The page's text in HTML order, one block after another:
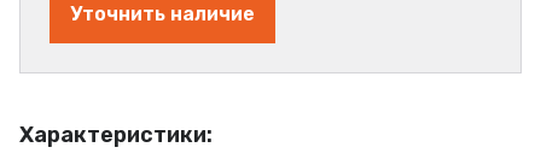
Характеристики:
Уточнить наличие